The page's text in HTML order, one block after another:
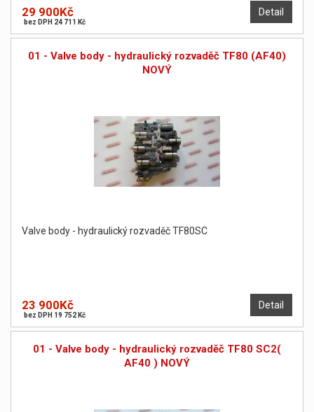
Detail
29 900Kč
bez DPH 24 711 Kč
01 - Valve body - hydraulický rozvaděč TF80 (AF40)
NOVÝ
Valve body - hydraulický rozvaděč TF80SC
Detail
23 900Kč
bez DPH 19 752 Kč
01 - Valve body - hydraulický rozvaděč TF80 SC2(
AF40 ) NOVÝ